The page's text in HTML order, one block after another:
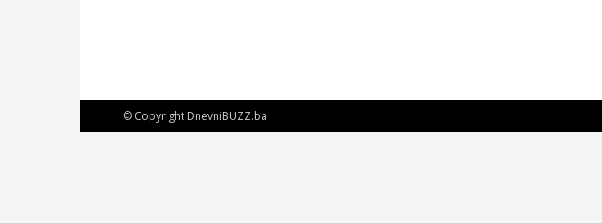
© Copyright DnevniBUZZ.ba